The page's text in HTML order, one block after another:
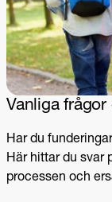
Vanliga
Har du
Här hittar du svar
processen och